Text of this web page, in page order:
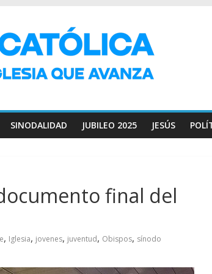
SINODALIDAD JUBILEO 2025 JESÚS
final del
, Iglesia, jovenes, juventud, Obispos, sínodo